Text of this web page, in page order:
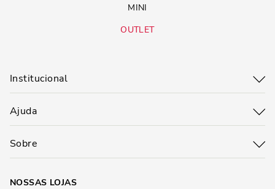
MINI
OUTLET
Institucional
Ajuda
Sobre
NOSSAS LOJAS